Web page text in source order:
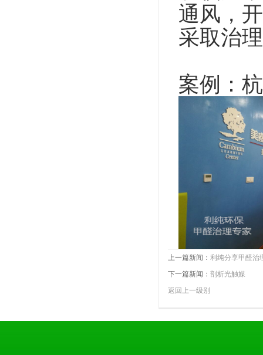
通风，
采取治
案例：
上一篇新闻： 利纯分享甲醛治
下一篇新闻： 剖析光触媒
返回上一级别